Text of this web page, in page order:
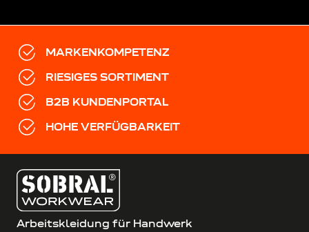
MARKENKOMPETENZ
RIESIGES SORTIMENT
B2B KUNDENPORTAL
HOHE VERFÜGBARKEIT
Arbeitskleidung für Handwerk